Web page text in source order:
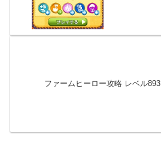
ファームヒーロー攻略 レベル893